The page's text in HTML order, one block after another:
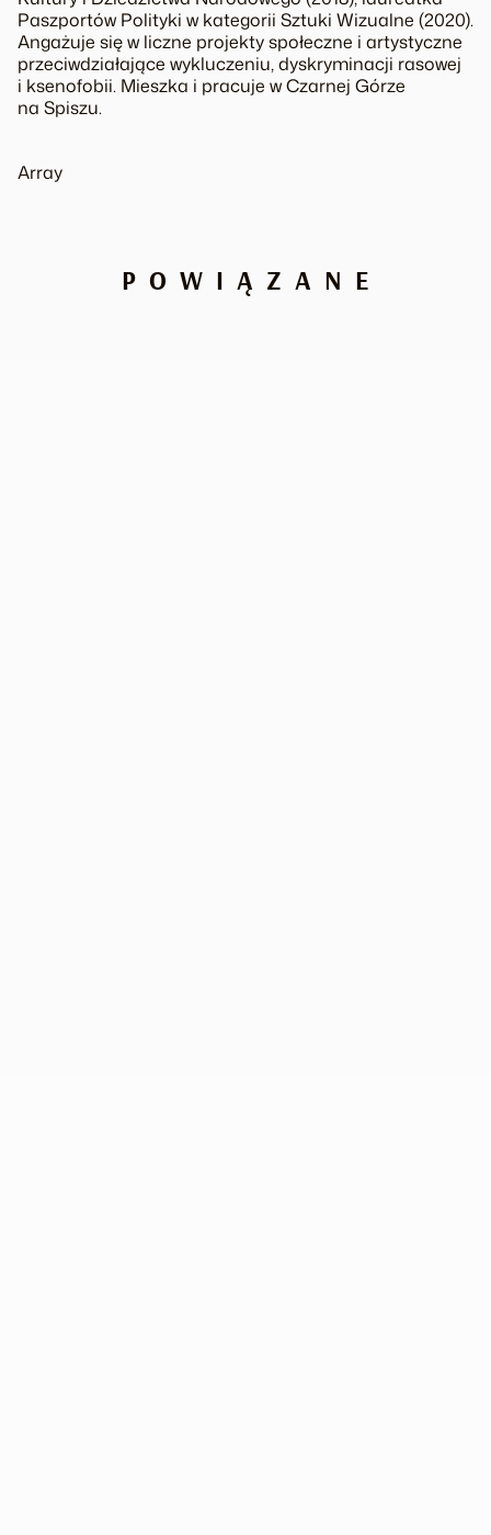
Paszportów Polityki w kategorii Sztuki Wizualne (2020).
Angażuje się w liczne projekty społeczne i artystyczne
przeciwdziałające wykluczeniu, dyskryminacji rasowej
i ksenofobii. Mieszka i pracuje w Czarnej Górze
na Spiszu.
Array
POWIĄZANE